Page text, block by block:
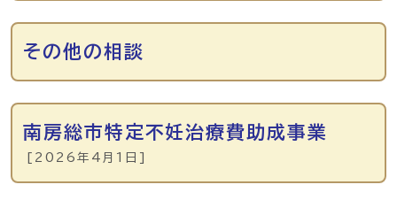
その他の相談
南房総市特定不妊治療費助成事業
[2026年4月1日]